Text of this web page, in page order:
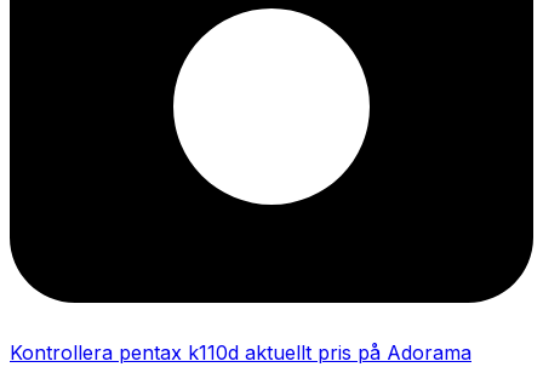
Kontrollera pentax k110d aktuellt pris på Adorama